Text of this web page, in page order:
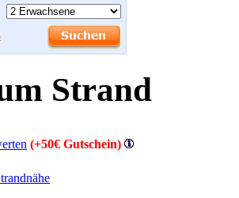
Strand
(+50€ Gutschein)